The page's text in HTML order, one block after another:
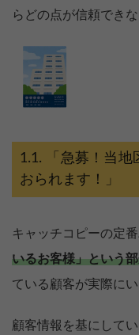
らどの点が信頼でき
「急募！当
おられます！」
キャッチコピーの定
いるお客様」という
ている顧客が実際に
顧客情報を基にして